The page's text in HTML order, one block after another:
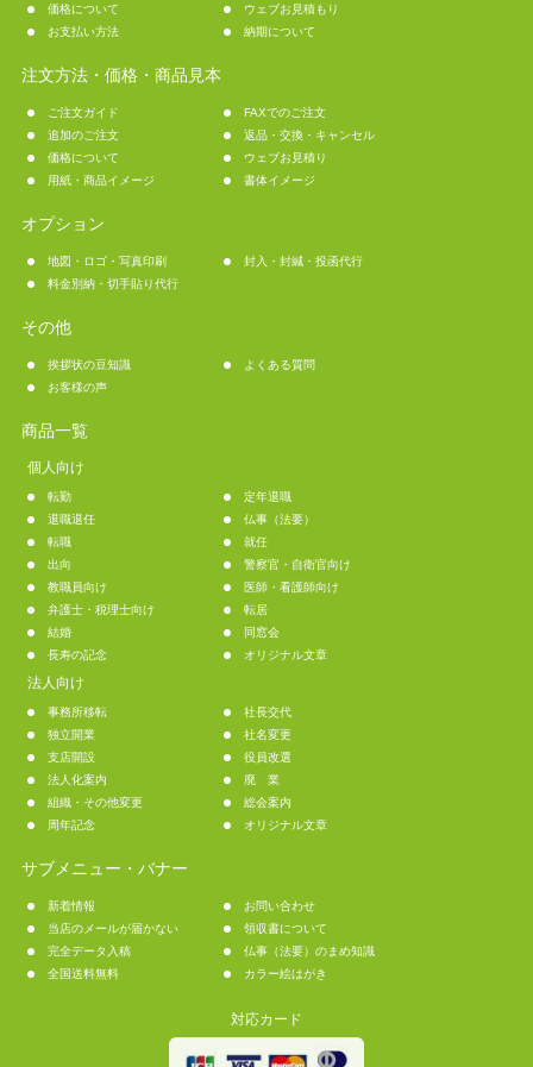
価格について
ウェブお見積もり
お支払い方法
納期について
注文方法・価格・商品見本
ご注文ガイド
FAXでのご注文
追加のご注文
返品・交換・キャンセル
価格について
ウェブお見積り
用紙・商品イメージ
書体イメージ
オプション
地図・ロゴ・写真印刷
封入・封緘・投函代行
料金別納・切手貼り代行
その他
挨拶状の豆知識
よくある質問
お客様の声
商品一覧
個人向け
転勤
定年退職
退職退任
仏事（法要）
転職
就任
出向
警察官・自衛官向け
教職員向け
医師・看護師向け
弁護士・税理士向け
転居
結婚
同窓会
長寿の記念
オリジナル文章
法人向け
事務所移転
社長交代
独立開業
社名変更
支店開設
役員改選
法人化案内
廃 業
組織・その他変更
総会案内
周年記念
オリジナル文章
サブメニュー・バナー
新着情報
お問い合わせ
当店のメールが届かない
領収書について
完全データ入稿
仏事（法要）のまめ知識
全国送料無料
カラー絵はがき
対応カード